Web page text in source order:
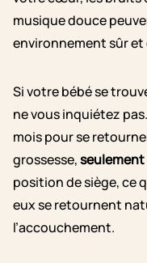
musique douce
environnement sûr et
Si votre bébé se
ne vous inquiétez
mois pour se
grossesse,seulement
position de siège, ce
eux se retournent
l’accouchement.